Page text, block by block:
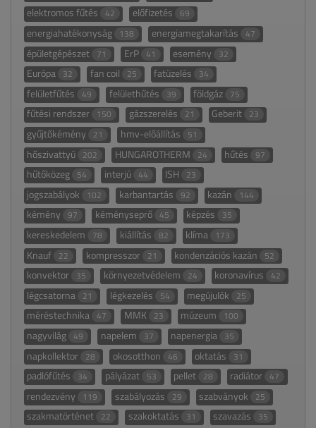
elektromos fűtés 42 előfizetés 69
energiahatékonyság 138 energiamegtakarítás 47
épületgépészet 71 ErP 41 esemény 32
Európa 32 fan coil 25 fatüzelés 34
felületfűtés 49 felülethűtés 39 földgáz 75
fűtési rendszer 150 gázszerelés 21 Geberit 23
gyűjtőkémény 21 hmv-előállítás 51
hőszivattyú 202 HUNGAROTHERM 24 hűtés 97
hűtőközeg 54 interjú 44 ISH 23
jogszabályok 102 karbantartás 92 kazán 144
kémény 97 kéményseprő 45 képzés 35
kereskedelem 78 kiállítás 82 klíma 173
Knauf 22 kompresszor 21 kondenzációs kazán 52
konvektor 35 környezetvédelem 24 koronavírus 42
légcsatorna 21 légkezelés 54 megújulók 25
méréstechnika 47 MMK 23 múzeum 100
nagyvilág 49 napelem 37 napenergia 35
napkollektor 28 okosotthon 46 oktatás 31
padlófűtés 34 pályázat 53 pellet 28 radiátor 47
rendezvény 119 szabályozás 29 szabványok 25
szakmatörténet 22 szakoktatás 31 szavazás 35